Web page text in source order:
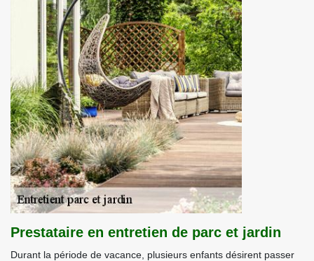
Prestataire en entretien de parc et jardin
Durant la période de vacance, plusieurs enfants désirent passer